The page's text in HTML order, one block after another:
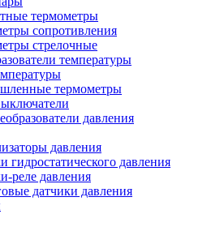
термометры
сопротивления
стрелочные
температуры
термометры
давления
давления
гидростатического давления
реле давления
датчики давления